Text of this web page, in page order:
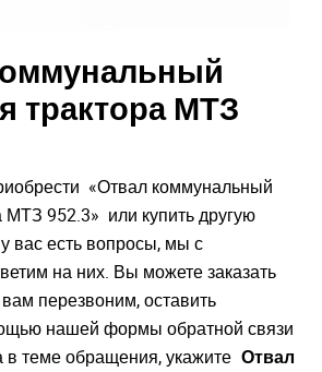
трактора МТЗ
«Отвал коммунальный
МТЗ 952.3» или купить другую
у вас есть вопросы, мы с
на них. Вы можете заказать
перезвоним, оставить
нашей формы обратной связи
в теме обращения, укажите Отвал